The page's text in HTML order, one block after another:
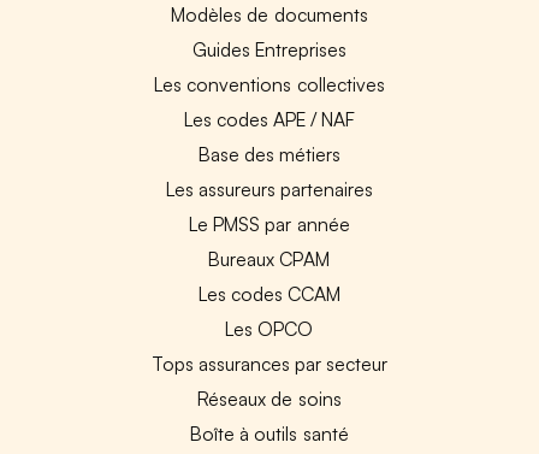
Modèles de documents
Guides Entreprises
Les conventions collectives
Les codes APE / NAF
Base des métiers
Les assureurs partenaires
Le PMSS par année
Bureaux CPAM
Les codes CCAM
Les OPCO
Tops assurances par secteur
Réseaux de soins
Boîte à outils santé